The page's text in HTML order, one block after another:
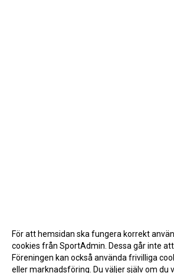
För att hemsidan ska fungera korrekt
cookies från SportAdmin. Dessa går inte
Föreningen kan också använda frivilliga
eller marknadsföring. Du väljer själv om du